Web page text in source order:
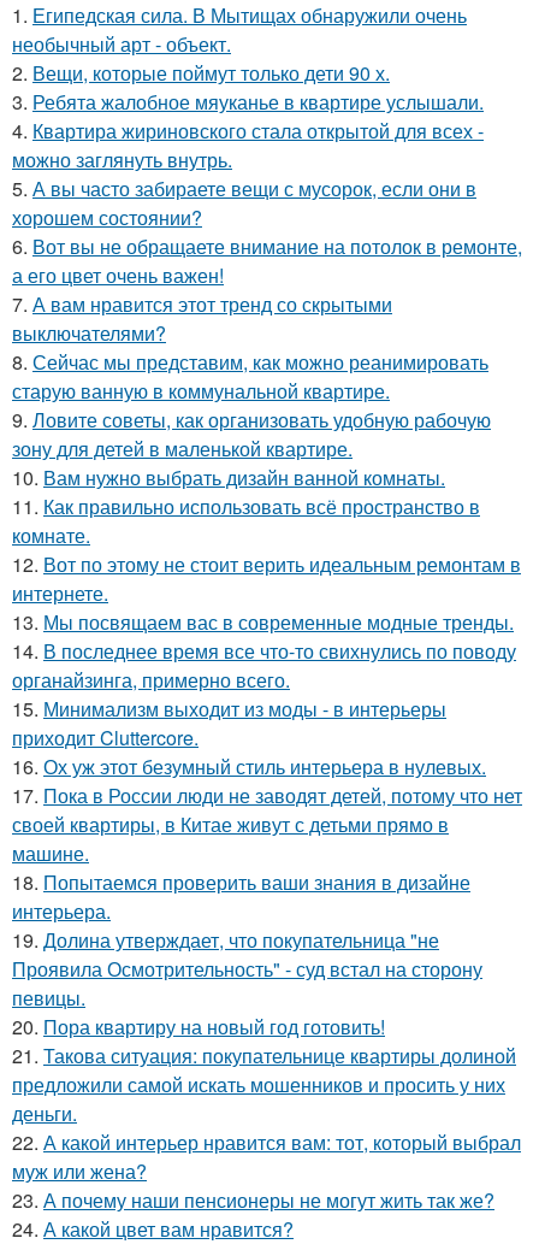
1. Египедская сила. В Мытищах обнаружили очень
необычный арт - объект.
2. Вещи, которые поймут только дети 90 х.
3. Ребята жалобное мяуканье в квартире услышали.
4. Квартира жириновского стала открытой для всех -
можно заглянуть внутрь.
5. А вы часто забираете вещи с мусорок, если они в
хорошем состоянии?
6. Вот вы не обращаете внимание на потолок в ремонте,
а его цвет очень важен!
7. А вам нравится этот тренд со скрытыми
выключателями?
8. Сейчас мы представим, как можно реанимировать
старую ванную в коммунальной квартире.
9. Ловите советы, как организовать удобную рабочую
зону для детей в маленькой квартире.
10. Вам нужно выбрать дизайн ванной комнаты.
11. Как правильно использовать всё пространство в
комнате.
12. Вот по этому не стоит верить идеальным ремонтам в
интернете.
13. Мы посвящаем вас в современные модные тренды.
14. В последнее время все что-то свихнулись по поводу
органайзинга, примерно всего.
15. Минимализм выходит из моды - в интерьеры
приходит Cluttercore.
16. Ох уж этот безумный стиль интерьера в нулевых.
17. Пока в России люди не заводят детей, потому что нет
своей квартиры, в Китае живут с детьми прямо в
машине.
18. Попытаемся проверить ваши знания в дизайне
интерьера.
19. Долина утверждает, что покупательница "не
Проявила Осмотрительность" - суд встал на сторону
певицы.
20. Пора квартиру на новый год готовить!
21. Такова ситуация: покупательнице квартиры долиной
предложили самой искать мошенников и просить у них
деньги.
22. А какой интерьер нравится вам: тот, который выбрал
муж или жена?
23. А почему наши пенсионеры не могут жить так же?
24. А какой цвет вам нравится?